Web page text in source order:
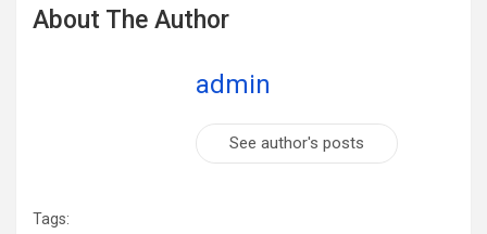
About The Author
admin
See author's posts
Tags: